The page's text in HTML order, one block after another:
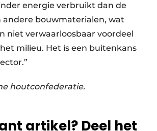
energie verbruikt dan de
andere bouwmaterialen, wat
niet verwaarloosbaar voordeel
milieu. Het is een buitenkans
houtconfederatie.
artikel? Deel het